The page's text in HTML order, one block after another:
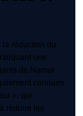
la réduction du
une
de Namur
connues
», qui
réduire les